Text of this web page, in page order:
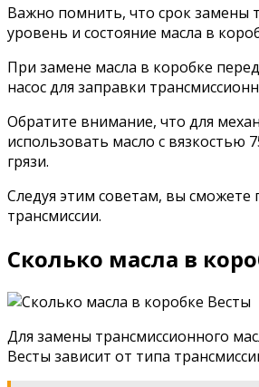
Важно помнить, что срок замены
уровень и состояние масла в
При замене масла в коробке
насос для заправки
Обратите внимание, что для
использовать масло с вязкостью
грязи.
Следуя этим советам, вы сможете
трансмиссии.
Сколько масла в
Для замены трансмиссионного
Весты зависит от типа